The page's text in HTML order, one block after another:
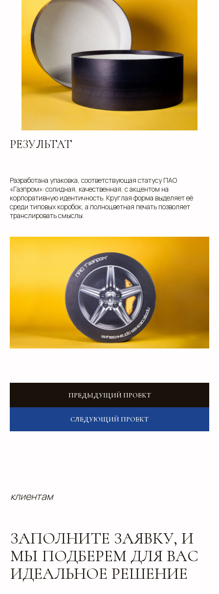
РЕЗУЛЬТАТ
Разработана упаковка, соответствующая статусу ПАО
«Газпром»: солидная, качественная, с акцентом на
корпоративную идентичность. Круглая форма выделяет её
среди типовых коробок, а полноцветная печать позволяет
транслировать смыслы.
ПРЕДЫДУЩИЙ ПРОЕКТ
СЛЕДУЮЩИЙ ПРОЕКТ
разработаем упаковку, которая подчеркнет
уникальность вашей продукции. Наши
специалисты готовы ответить на все вопросы и
предложить решения, соответствующие вашим
задачам и бюджету.
+7
Я прочитал и подтверждаю, что ознакомлен с
Пользовательским соглашением
и Политикой в
области обработки и защиты персональных
данных
, а также даю
Согласие на обработку
персональных данных
Отправить
Пн.-Пт.: с 9.00 до 18.00
ул. Малышева 122, корпус "Р"